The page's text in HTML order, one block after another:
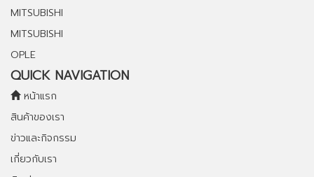
MITSUBISHI
MITSUBISHI
OPLE
QUICK NAVIGATION
หน้าแรก
สินค้าของเรา
ข่าวและกิจกรรม
เกี่ยวกับเรา